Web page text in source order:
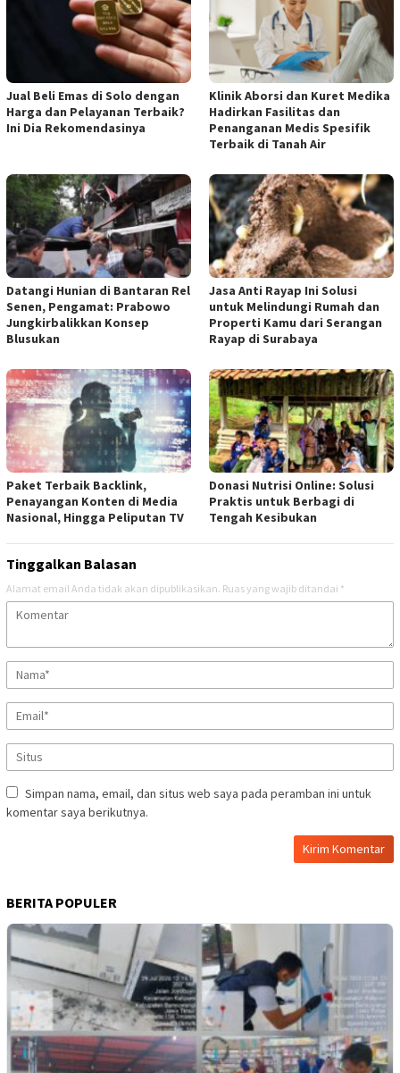
Jual Beli Emas di Solo dengan
Harga dan Pelayanan Terbaik?
Ini Dia Rekomendasinya
Klinik Aborsi dan Kuret Medika
Hadirkan Fasilitas dan
Penanganan Medis Spesifik
Terbaik di Tanah Air
Datangi Hunian di Bantaran Rel
Senen, Pengamat: Prabowo
Jungkirbalikkan Konsep
Blusukan
Jasa Anti Rayap Ini Solusi
untuk Melindungi Rumah dan
Properti Kamu dari Serangan
Rayap di Surabaya
Paket Terbaik Backlink,
Penayangan Konten di Media
Nasional, Hingga Peliputan TV
Donasi Nutrisi Online: Solusi
Praktis untuk Berbagi di
Tengah Kesibukan
Tinggalkan Balasan
Alamat email Anda tidak akan dipublikasikan. Ruas yang wajib ditandai *
Simpan nama, email, dan situs web saya pada peramban ini untuk
komentar saya berikutnya.
BERITA POPULER